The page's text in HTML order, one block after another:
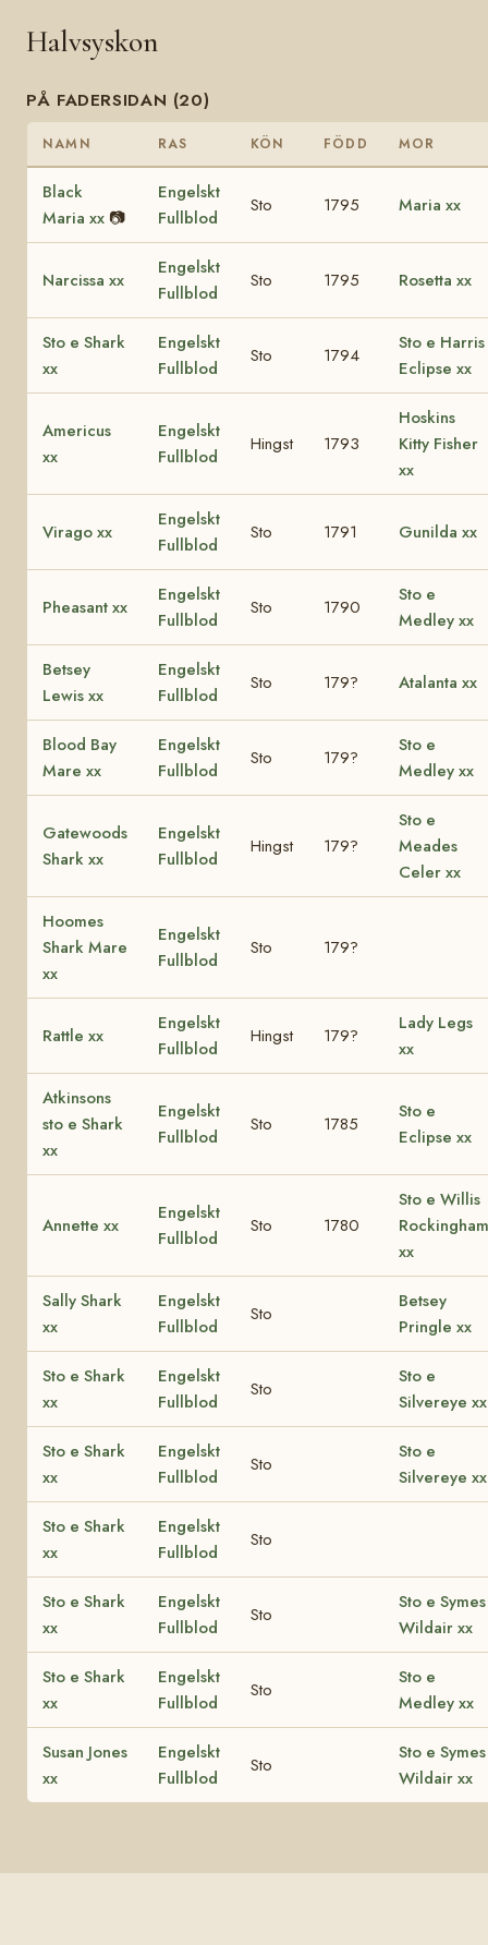
Halvsyskon
PÅ FADERSIDAN (20)
NAMN RAS KÖN FÖDD MOR
Black
Maria xx 📷
Engelskt
Fullblod
Sto 1795 Maria xx
Narcissa xx
Engelskt
Fullblod
Sto 1795 Rosetta xx
Sto e Shark
xx
Engelskt
Fullblod
Sto 1794
Sto e Harris
Eclipse xx
Americus
xx
Engelskt
Fullblod
Hingst 1793
Hoskins
Kitty Fisher
xx
Virago xx
Engelskt
Fullblod
Sto 1791 Gunilda xx
Pheasant xx
Engelskt
Fullblod
Sto 1790
Sto e
Medley xx
Betsey
Lewis xx
Engelskt
Fullblod
Sto 179? Atalanta xx
Blood Bay
Mare xx
Engelskt
Fullblod
Sto 179?
Sto e
Medley xx
Gatewoods
Shark xx
Engelskt
Fullblod
Hingst 179?
Sto e
Meades
Celer xx
Hoomes
Shark Mare
xx
Engelskt
Fullblod
Sto 179?
Rattle xx
Engelskt
Fullblod
Hingst 179?
Lady Legs
xx
Atkinsons
sto e Shark
xx
Engelskt
Fullblod
Sto 1785
Sto e
Eclipse xx
Annette xx
Engelskt
Fullblod
Sto 1780
Sto e Willis
Rockingham
xx
Sally Shark
xx
Engelskt
Fullblod
Sto
Betsey
Pringle xx
Sto e Shark
xx
Engelskt
Fullblod
Sto
Sto e
Silvereye xx
Sto e Shark
xx
Engelskt
Fullblod
Sto
Sto e
Silvereye xx
Sto e Shark
xx
Engelskt
Fullblod
Sto
Sto e Shark
xx
Engelskt
Fullblod
Sto
Sto e Symes
Wildair xx
Sto e Shark
xx
Engelskt
Fullblod
Sto
Sto e
Medley xx
Susan Jones
xx
Engelskt
Fullblod
Sto
Sto e Symes
Wildair xx